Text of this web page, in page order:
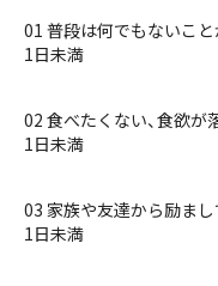
01 普段は何でもないこと
1日未満
02 食べたくない、食欲が
1日未満
03 家族や友達から励ま
1日未満